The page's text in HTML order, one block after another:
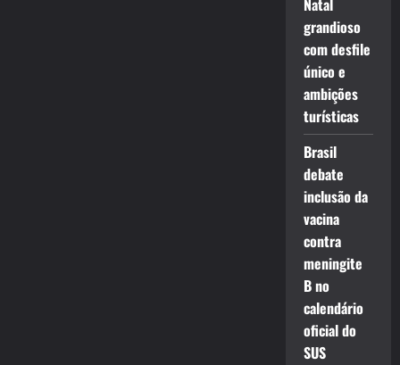
Natal
grandioso
com desfile
único e
ambições
turísticas
Brasil
debate
inclusão da
vacina
contra
meningite
B no
calendário
oficial do
SUS